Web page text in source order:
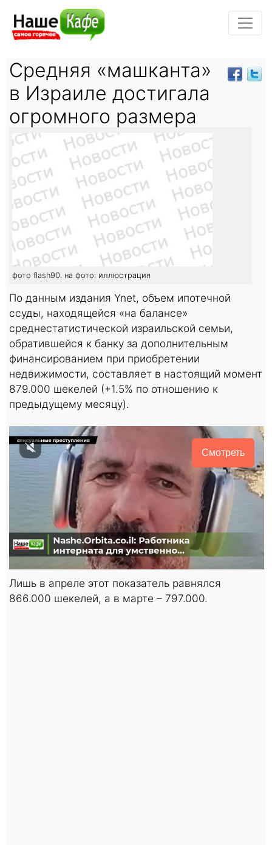
Средняя «машканта»
в Израиле достигала
огромного размера
фото flash90. на фото: иллюстрация
По данным издания Ynet, объем ипотечной
ссуды, находящейся «на балансе»
среднестатистической израильской семьи,
обратившейся к банку за дополнительным
финансированием при приобретении
недвижимости, составляет в настоящий момент
879.000 шекелей (+1.5% по отношению к
предыдущему месяцу).
Смотреть
Лишь в апреле этот показатель равнялся
866.000 шекелей, а в марте – 797.000.